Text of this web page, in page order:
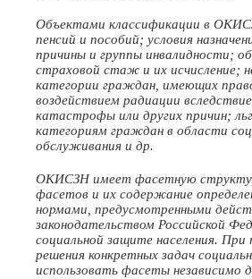
Объектами классификации в
пенсий и пособий; условия
причины и группы инвалидности;
страховой стаж и их исчисление;
категории граждан, имеющих
воздействием радиации
катастрофы или других причин;
категориям граждан в области
обслуживания и др.
ОКИСЗН имеет фасетную
фасетов и их содержание
нормами, предусмотренными
законодательством Российской
социальной защите населения.
решения конкретных задач
использовать фасеты независимо